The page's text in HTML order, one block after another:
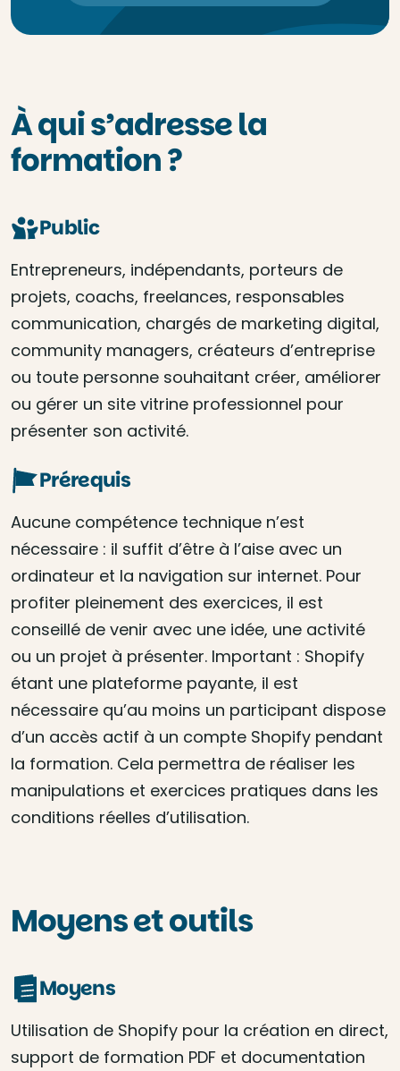
À qui s’adresse la
formation ?
Public
Entrepreneurs, indépendants, porteurs de
projets, coachs, freelances, responsables
communication, chargés de marketing digital,
community managers, créateurs d’entreprise
ou toute personne souhaitant créer, améliorer
ou gérer un site vitrine professionnel pour
présenter son activité.
Prérequis
Aucune compétence technique n’est
nécessaire : il suffit d’être à l’aise avec un
ordinateur et la navigation sur internet. Pour
profiter pleinement des exercices, il est
conseillé de venir avec une idée, une activité
ou un projet à présenter. Important : Shopify
étant une plateforme payante, il est
nécessaire qu’au moins un participant dispose
d’un accès actif à un compte Shopify pendant
la formation. Cela permettra de réaliser les
manipulations et exercices pratiques dans les
conditions réelles d’utilisation.
Moyens et outils
Moyens
Utilisation de Shopify pour la création en direct,
support de formation PDF et documentation